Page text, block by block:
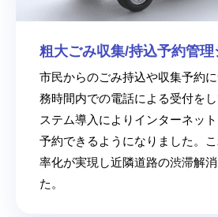
粗大ごみ収集/持込予約管理
市民からのごみ持込や収集予約
務時間内での電話による受付を
ステム導入によりインターネッ
予約できるようになりました。
率化が実現し近隣道路の渋滞解
た。